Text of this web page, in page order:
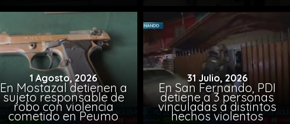
1 Agosto, 2026
En Mostazal detienen a
sujeto responsable de
robo con violencia
cometido en Peumo
31 Julio, 2026
En San Fernando, PDI
detiene a 3 personas
vinculadas a distintos
hechos violentos